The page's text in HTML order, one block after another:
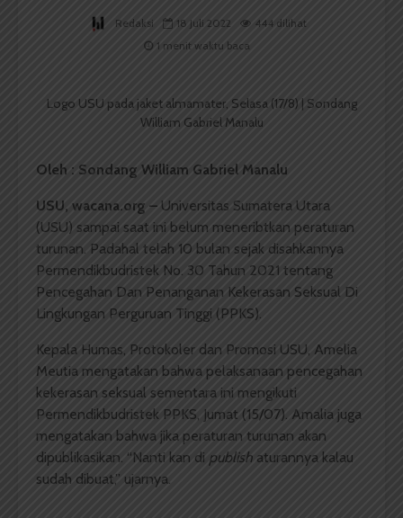
Redaksi 18 Juli 2022
444 dilihat
1 menit waktu baca
Logo USU pada jaket almamater, Selasa (17/8) | Sondang
William Gabriel Manalu
Oleh : Sondang William Gabriel Manalu
USU, wacana.org – Universitas Sumatera Utara
(USU) sampai saat ini belum meneribtkan peraturan
turunan. Padahal telah 10 bulan sejak disahkannya
Permendikbudristek No. 30 Tahun 2021 tentang
Pencegahan Dan Penanganan Kekerasan Seksual Di
Lingkungan Perguruan Tinggi (PPKS).
Kepala Humas, Protokoler dan Promosi USU, Amelia
Meutia mengatakan bahwa pelaksanaan pencegahan
kekerasan seksual sementara ini mengikuti
Permendikbudristek PPKS, Jumat (15/07). Amalia juga
mengatakan bahwa jika peraturan turunan akan
dipublikasikan. “Nanti kan di publish aturannya kalau
sudah dibuat,” ujarnya.